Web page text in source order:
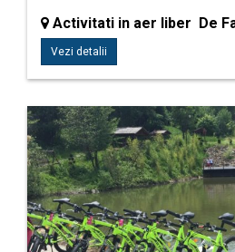
Activitati in aer liber De
Vezi detalii